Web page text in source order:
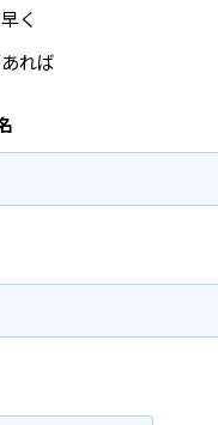
く
れば